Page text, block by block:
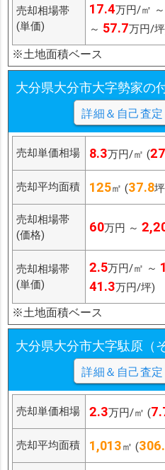
売却相場帯
(単価)
17.4万円/㎡ ～
～ 57.7万円/
※土地面積ベース
大分県大分市大字勢家の
詳細＆自己査定
売却単価相場 8.3万円/㎡ (
売却平均面積 125㎡ (37.8
売却相場帯
(価格)
60万円 ～
売却相場帯
(単価)
2.5万円/㎡ ～
41.3万円/坪)
※土地面積ベース
大分県大分市大字駄原（
詳細＆自己査定
売却単価相場 2.3万円/㎡ (
売却平均面積 1,013㎡ (